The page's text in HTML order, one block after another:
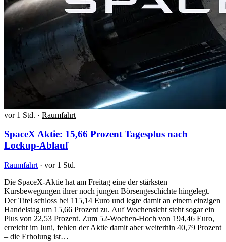
vor 1 Std. · Raumfahrt
SpaceX Aktie: 15,66 Prozent Tagesplus nach
Lockup-Ablauf
Raumfahrt · vor 1 Std.
Die SpaceX-Aktie hat am Freitag eine der stärksten
Kursbewegungen ihrer noch jungen Börsengeschichte hingelegt.
Der Titel schloss bei 115,14 Euro und legte damit an einem einzigen
Handelstag um 15,66 Prozent zu. Auf Wochensicht steht sogar ein
Plus von 22,53 Prozent. Zum 52-Wochen-Hoch von 194,46 Euro,
erreicht im Juni, fehlen der Aktie damit aber weiterhin 40,79 Prozent
– die Erholung ist…